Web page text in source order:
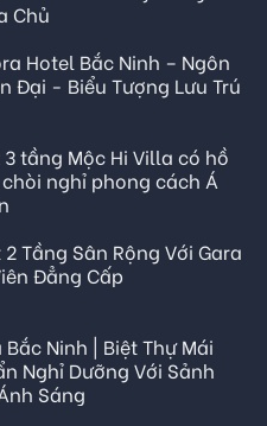
Chủ
Hotel Bắc Ninh – Ngôn
Đại - Biểu Tượng Lưu Trú
tầng Mộc Hi Villa có hồ
nghỉ phong cách Á
Tầng Sân Rộng Với Gara
Đẳng Cấp
Ninh | Biệt Thự Mái
Nghỉ Dưỡng Với Sảnh
Sáng